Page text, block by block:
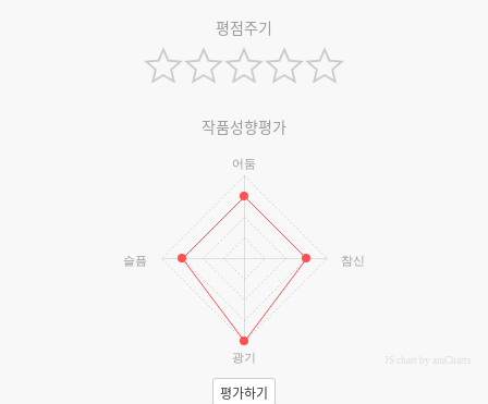
평점주기
작품성향평가
어둠
참신
광기
슬픔
JS chart by amCharts
평가하기